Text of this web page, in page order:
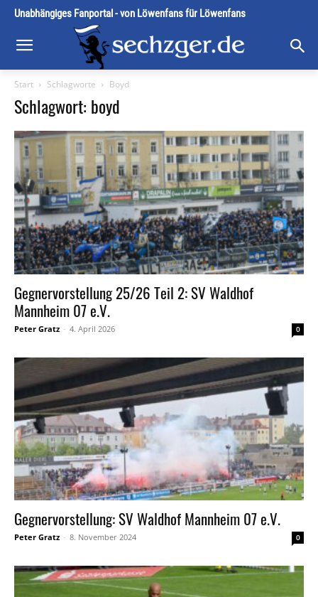
Unabhängiges Fanportal - von Löwenfans für Löwenfans
Start Schlagworte Boyd
Schlagwort: boyd
Gegnervorstellung 25/26 Teil 2: SV Waldhof
Mannheim 07 e.V.
Peter Gratz - 4. April 2026 0
Gegnervorstellung: SV Waldhof Mannheim 07 e.V.
Peter Gratz - 8. November 2024 0